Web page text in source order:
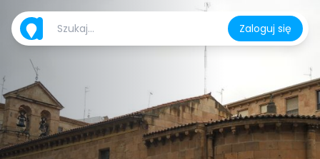
Zaloguj się